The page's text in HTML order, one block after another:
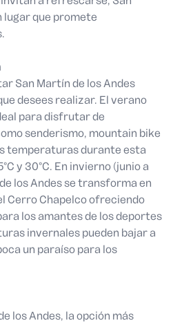
lugar que promete
San Martín de los Andes
desees realizar. El verano
para disfrutar de
senderismo, mountain bike
temperaturas durante esta
y 30°C. En invierno (junio a
los Andes se transforma en
Cerro Chapelco ofreciendo
los amantes de los deportes
invernales pueden bajar a
un paraíso para los
los Andes, la opción más